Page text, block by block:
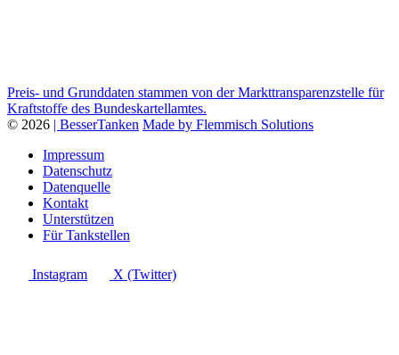
Preis- und Grunddaten stammen von der Markttransparenzstelle für
Kraftstoffe des Bundeskartellamtes.
© 2026 | BesserTanken Made by Flemmisch Solutions
Impressum
Datenschutz
Datenquelle
Kontakt
Unterstützen
Für Tankstellen
Instagram X (Twitter)